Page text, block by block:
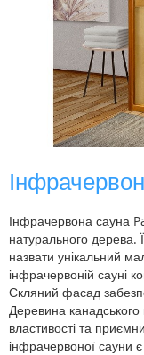
Інфрачервона сауна
натурального дерева.
назвати унікальний
інфрачервоній сауні
Скляний фасад
Деревина канадського
властивості та
інфрачервоної сауни